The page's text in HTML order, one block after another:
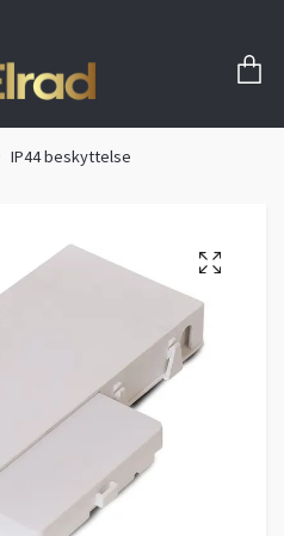
IP44 beskyttelse